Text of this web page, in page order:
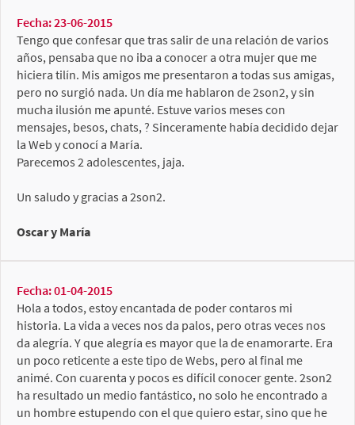
Fecha: 23-06-2015
Tengo que confesar que tras salir de una relación de varios
años, pensaba que no iba a conocer a otra mujer que me
hiciera tilín. Mis amigos me presentaron a todas sus amigas,
pero no surgió nada. Un día me hablaron de 2son2, y sin
mucha ilusión me apunté. Estuve varios meses con
mensajes, besos, chats, ? Sinceramente había decidido dejar
la Web y conocí a María.
Parecemos 2 adolescentes, jaja.
Un saludo y gracias a 2son2.
Oscar y María
Fecha: 01-04-2015
Hola a todos, estoy encantada de poder contaros mi
historia. La vida a veces nos da palos, pero otras veces nos
da alegría. Y que alegría es mayor que la de enamorarte. Era
un poco reticente a este tipo de Webs, pero al final me
animé. Con cuarenta y pocos es difícil conocer gente. 2son2
ha resultado un medio fantástico, no solo he encontrado a
un hombre estupendo con el que quiero estar, sino que he